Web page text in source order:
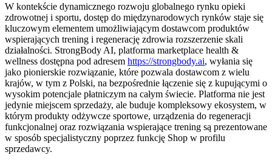
W kontekście dynamicznego rozwoju globalnego rynku opieki
zdrowotnej i sportu, dostęp do międzynarodowych rynków staje się
kluczowym elementem umożliwiającym dostawcom produktów
wspierających trening i regenerację zdrowia rozszerzenie skali
działalności. StrongBody AI, platforma marketplace health &
wellness dostępna pod adresem https://strongbody.ai, wyłania się
jako pionierskie rozwiązanie, które pozwala dostawcom z wielu
krajów, w tym z Polski, na bezpośrednie łączenie się z kupującymi o
wysokim potencjale płatniczym na całym świecie. Platforma nie jest
jedynie miejscem sprzedaży, ale buduje kompleksowy ekosystem, w
którym produkty odżywcze sportowe, urządzenia do regeneracji
funkcjonalnej oraz rozwiązania wspierające trening są prezentowane
w sposób specjalistyczny poprzez funkcję Shop w profilu
sprzedawcy.